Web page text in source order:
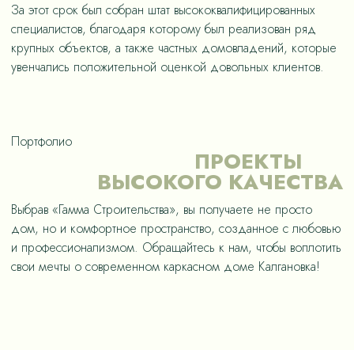
За этот срок был собран штат высококвалифицированных
специалистов, благодаря которому был реализован ряд
крупных объектов, а также частных домовладений, которые
увенчались положительной оценкой довольных клиентов.
Портфолио
ПРОЕКТЫ
ВЫСОКОГО КАЧЕСТВА
Выбрав «Гамма Строительства», вы получаете не просто
дом, но и комфортное пространство, созданное с любовью
и профессионализмом. Обращайтесь к нам, чтобы воплотить
свои мечты о современном каркасном доме Калгановка!